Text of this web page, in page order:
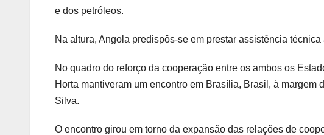
e dos petróleos.
Na altura, Angola predispôs-se em prestar assistência
No quadro do reforço da cooperação entre os ambos os
Horta mantiveram um encontro em Brasília, Brasil, à
Silva.
O encontro girou em torno da expansão das relações de